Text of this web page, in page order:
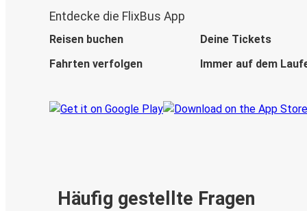
Entdecke die FlixBus App
Reisen buchen
Deine Tickets
Fahrten verfolgen
Immer auf dem
Häufig gestellte Fragen